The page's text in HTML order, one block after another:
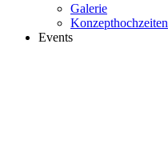
Galerie
Konzepthochzeiten
Events